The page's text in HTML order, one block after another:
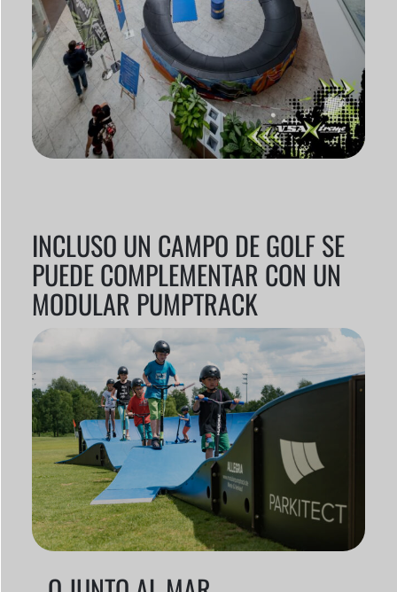
INCLUSO UN CAMPO DE GOLF SE
PUEDE COMPLEMENTAR CON UN
MODULAR PUMPTRACK